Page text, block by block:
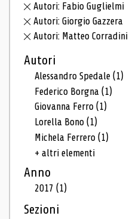
Autori: Fabio Guglielmi
Autori: Giorgio Gazzera
Autori: Matteo Corradini
Autori
Alessandro Spedale(1)
Federico Borgna(1)
Giovanna Ferro(1)
Lorella Bono(1)
Michela Ferrero(1)
+ altri elementi
Anno
2017(1)
Sezioni